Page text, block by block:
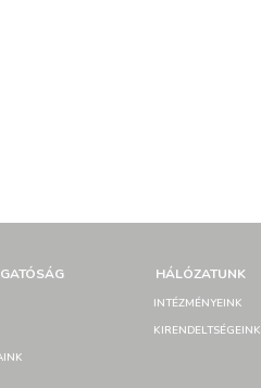
HÁLÓZATUNK
INTÉZMÉNYEINK
KIRENDELTSÉGEINK